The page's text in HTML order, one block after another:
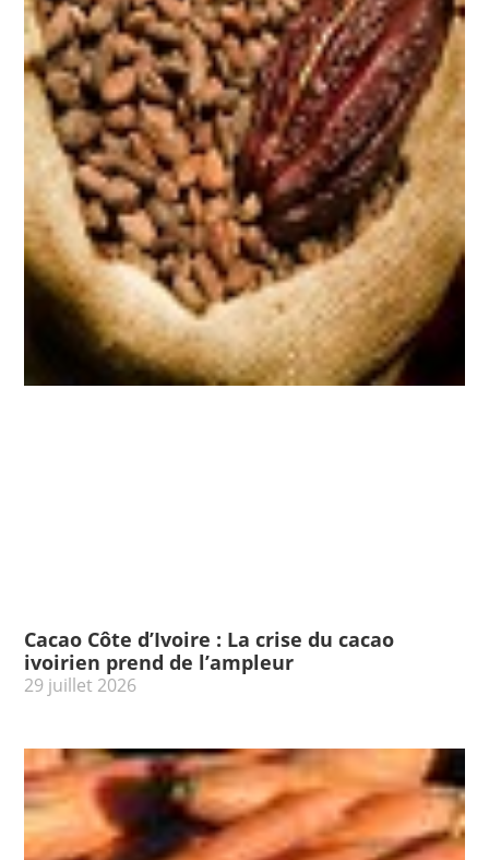
Cacao Côte d’Ivoire : La crise du cacao
ivoirien prend de l’ampleur
29 juillet 2026